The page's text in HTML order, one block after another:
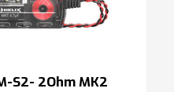
S2- 2Ohm MK2